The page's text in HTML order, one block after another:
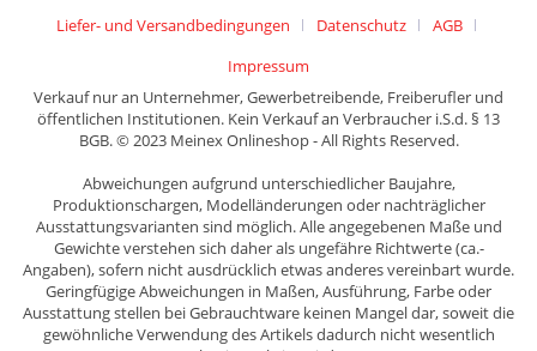
Liefer- und Versandbedingungen
Datenschutz
AGB
Impressum
Verkauf nur an Unternehmer, Gewerbetreibende, Freiberufler und
öffentlichen Institutionen. Kein Verkauf an Verbraucher i.S.d. § 13
BGB. © 2023 Meinex Onlineshop - All Rights Reserved.
Abweichungen aufgrund unterschiedlicher Baujahre,
Produktionschargen, Modelländerungen oder nachträglicher
Ausstattungsvarianten sind möglich. Alle angegebenen Maße und
Gewichte verstehen sich daher als ungefähre Richtwerte (ca.-
Angaben), sofern nicht ausdrücklich etwas anderes vereinbart wurde.
Geringfügige Abweichungen in Maßen, Ausführung, Farbe oder
Ausstattung stellen bei Gebrauchtware keinen Mangel dar, soweit die
gewöhnliche Verwendung des Artikels dadurch nicht wesentlich